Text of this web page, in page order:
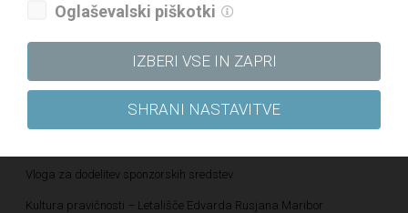
Etični kodeks
Pravilnik o določanju in varovanju poslovnih skrivnosti
Pravilnik o sponzorstvih in donacijah
Vloga za dodelitev sponzorskih sredstev
Kultura pravičnosti – Letališče Edvarda Rusjana Maribor
Oglaševalski piškotki
IZBERI VSE IN ZAPRI
SHRANI NASTAVITVE